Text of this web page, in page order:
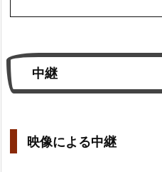
中継
映像による中継